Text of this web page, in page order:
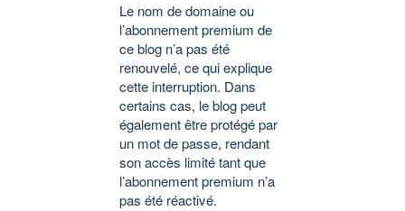
Le nom de domaine ou
l’abonnement premium de
ce blog n’a pas été
renouvelé, ce qui explique
cette interruption. Dans
certains cas, le blog peut
également être protégé par
un mot de passe, rendant
son accès limité tant que
l’abonnement premium n’a
pas été réactivé.